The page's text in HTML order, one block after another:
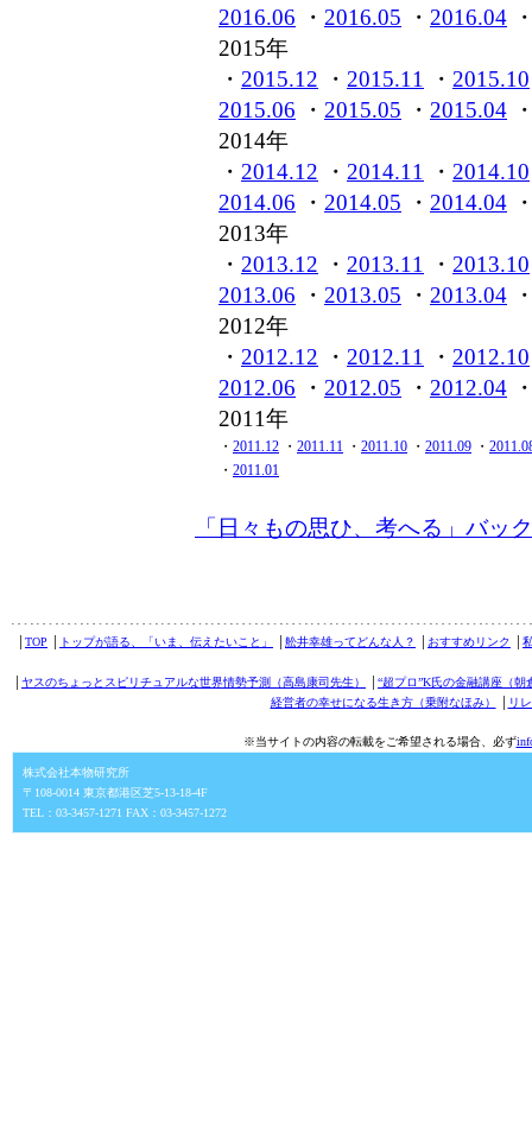
2016.06 ・ 2016.05 ・ 2016.04
2015年
・ 2015.12 ・ 2015.11 ・ 2015.10
2015.06 ・ 2015.05 ・ 2015.04
2014年
・ 2014.12 ・ 2014.11 ・ 2014.10
2014.06 ・ 2014.05 ・ 2014.04
2013年
・ 2013.12 ・ 2013.11 ・ 2013.10
2013.06 ・ 2013.05 ・ 2013.04
2012年
・ 2012.12 ・ 2012.11 ・ 2012.10
2012.06 ・ 2012.05 ・ 2012.04
2011年
・ 2011.12 ・ 2011.11 ・ 2011.10 ・ 2011.09 ・
・ 2011.01
「日々もの思ひ、考へる」バッ
TOP トップが語る、「いま、伝えたいこと」 舩井幸雄ってどんな人？ おすすめリンク
ヤスのちょっとスピリチュアルな世界情勢予測（高島康司先生）
“超プロ”K氏の金融講座（朝
経営者の幸せになる生き方（乗附なほみ）
リ
※当サイトの内容の転載をご希望される場合、必ず
株式会社本物研究所
〒108-0014 東京都港区芝5-13-18-4F
TEL：03-3457-1271 FAX：03-3457-1272